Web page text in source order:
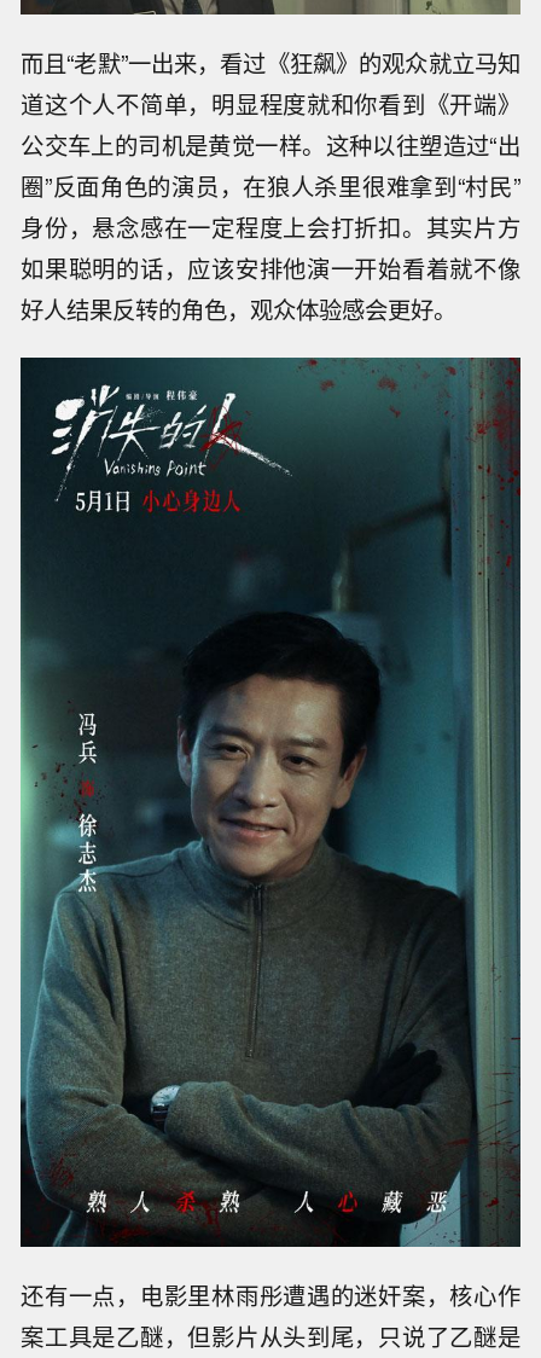
而且“老默”一出来，看过《狂飙》的观众就立马知
道这个人不简单，明显程度就和你看到《开端》
公交车上的司机是黄觉一样。这种以往塑造过“出
圈”反面角色的演员，在狼人杀里很难拿到“村民”
身份，悬念感在一定程度上会打折扣。其实片方
如果聪明的话，应该安排他演一开始看着就不像
好人结果反转的角色，观众体验感会更好。
还有一点，电影里林雨彤遭遇的迷奸案，核心作
案工具是乙醚，但影片从头到尾，只说了乙醚是